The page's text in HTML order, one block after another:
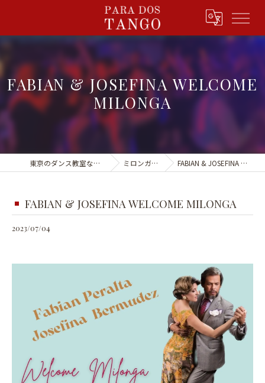
FABIAN & JOSEFINA WELCOME
MILONGA
東京のダンス教室ならPARA DOS TANGO ミロンガ&イベント FABIAN & JOSEFINA WELCOME MILONGA
FABIAN & JOSEFINA WELCOME MILONGA
2023/07/04